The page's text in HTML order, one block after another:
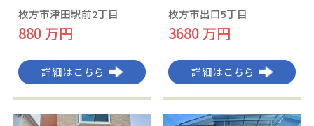
枚方市津田駅前2丁目
880 万円
詳細はこちら
枚方市出口5丁目
3680 万円
詳細はこちら